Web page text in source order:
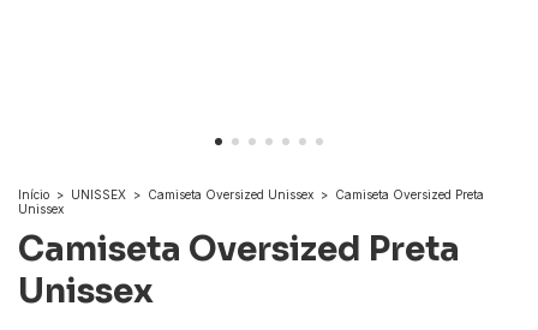
Início > UNISSEX > Camiseta Oversized Unissex > Camiseta Oversized Preta
Unissex
Camiseta Oversized Preta
Unissex